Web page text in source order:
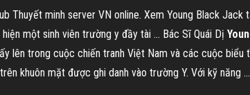
Thuyết minh server VN online. Xem Young Black Jack
một sinh viên trường y đầy tài ... Bác Sĩ Quái Dị
lên trong cuộc chiến tranh Việt Nam và các cuộc biểu
khuôn mặt được ghi danh vào trường Y. Với kỹ năng ...